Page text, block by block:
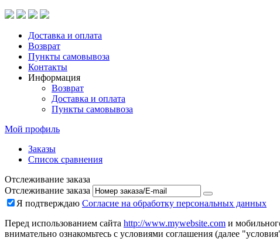
Доставка и оплата
Возврат
Пункты самовывоза
Контакты
Информация
Возврат
Доставка и оплата
Пункты самовывоза
Мой профиль
Заказы
Список сравнения
Отслеживание заказа
Отслеживание заказа
Я подтверждаю Согласие на обработку персональных данных
Перед использованием сайта http://www.mywebsite.com и
внимательно ознакомьтесь с условиями соглашения (далее